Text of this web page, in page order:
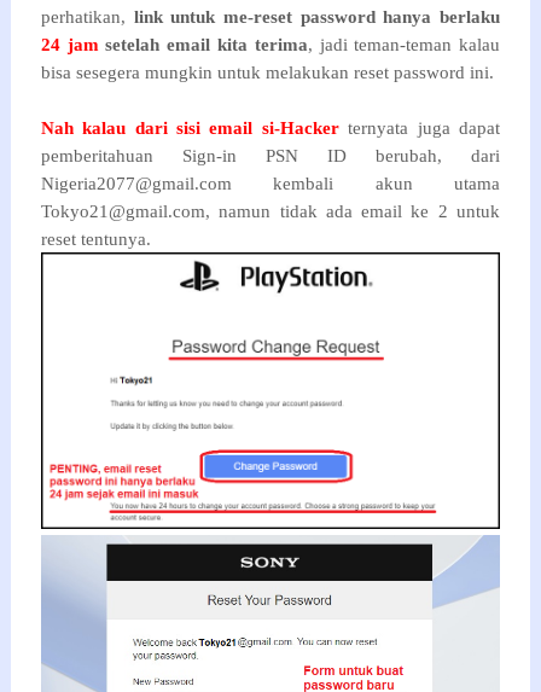
perhatikan, link untuk me-reset password hanya berlaku
24 jam setelah email kita terima, jadi teman-teman kalau
bisa sesegera mungkin untuk melakukan reset password ini.
Nah kalau dari sisi email si-Hackerternyata juga dapat
pemberitahuan Sign-in PSN ID berubah, dari
Nigeria2077@gmail.com kembali akun utama
Tokyo21@gmail.com, namun tidak ada email ke 2 untuk
reset tentunya.